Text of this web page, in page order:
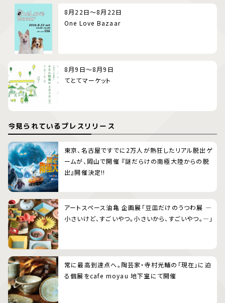
8月22日～8月22日
One Love Bazaar
8月9日～8月9日
てとてマーケット
今見られているプレスリリース
東京、名古屋ですでに2万人が熱狂したリアル脱出ゲ
ームが、岡山で開催 『謎だらけの南極大陸からの脱
出』開催決定!!
アートスペース油亀 企画展「豆皿だけのうつわ展 ―
小さいけど、すごいやつ。小さいから、すごいやつ。―」
常に最高到達点へ。陶芸家・寺村光輔の「現在」に迫
る個展をcafe moyau 地下室にて開催